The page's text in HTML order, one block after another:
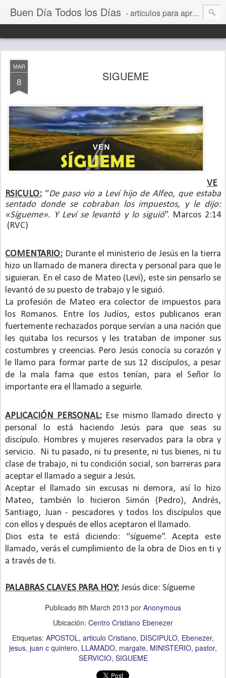
Buen Día Todos los Días - artículos para aprender a vivir mejor, un día a la vez. Por Juan C Quintero
MAR
8 SIGUEME
VE
RSICULO: “De paso vio a Leví hijo de Alfeo, que estaba
sentado donde se cobraban los impuestos, y le dijo:
«Sígueme». Y Leví se levantó y lo siguió”. Marcos 2:14
(RVC)
COMENTARIO: Durante el ministerio de Jesús en la tierra
hizo un llamado de manera directa y personal para que le
siguieran. En el caso de Mateo (Leví), este sin pensarlo se
levantó de su puesto de trabajo y le siguió.
La profesión de Mateo era colector de impuestos para
los Romanos. Entre los Judíos, estos publicanos eran
fuertemente rechazados porque servían a una nación que
les quitaba los recursos y les trataban de imponer sus
costumbres y creencias. Pero Jesús conocía su corazón y
le llamo para formar parte de sus 12 discípulos, a pesar
de la mala fama que estos tenían, para el Señor lo
importante era el llamado a seguirle.
APLICACIÓN PERSONAL: Ese mismo llamado directo y
personal lo está haciendo Jesús para que seas su
discípulo. Hombres y mujeres reservados para la obra y
servicio.
Ni tu pasado, ni tu presente, ni tus bienes, ni tu
clase de trabajo, ni tu condición social, son barreras para
aceptar el llamado a seguir a Jesús.
Aceptar el llamado sin excusas ni demora, así lo hizo
Mateo, también lo hicieron Simón (Pedro), Andrés,
Santiago, Juan - pescadores y todos los discípulos que
con ellos y después de ellos aceptaron el llamado.
Dios esta te está diciendo: “sígueme”. Acepta este
llamado, verás el cumplimiento de la obra de Dios en ti y
a través de ti.
PALABRAS CLAVES PARA HOY: Jesús dice: Sígueme
Publicado 8th March 2013 por Anonymous
Ubicación: Centro Cristiano Ebenezer
Etiquetas: APOSTOL articulo Cristiano DISCIPULO Ebenezer
jesus juan c quintero LLAMADO margate MINISTERIO pastor
SERVICIO SIGUEME